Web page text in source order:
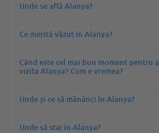
Unde se află Alanya?
Ce merită văzut în Alanya?
Când este cel mai bun moment pentru a
vizita Alanya? Cum e vremea?
Unde și ce să mănânci în Alanya?
Unde să stai în Alanya?